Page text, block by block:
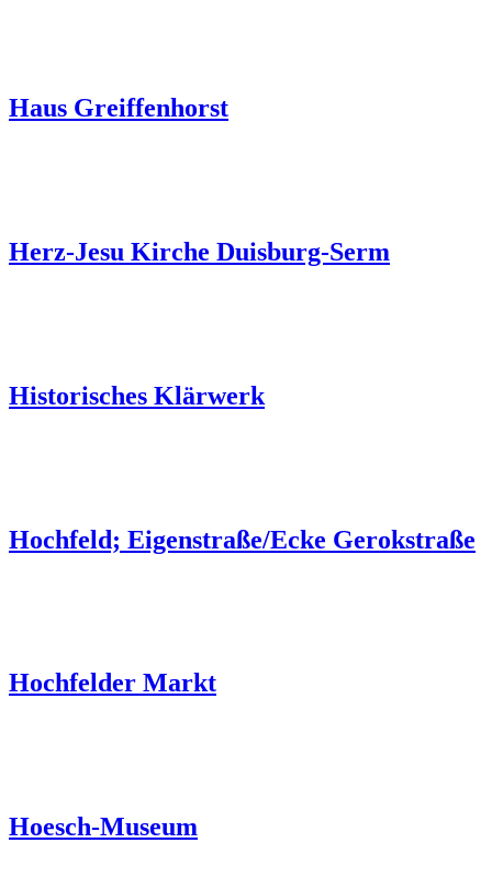
Haus Greiffenhorst
Herz-Jesu Kirche Duisburg-Serm
Historisches Klärwerk
Hochfeld; Eigenstraße/Ecke Gerokstraße
Hochfelder Markt
Hoesch-Museum